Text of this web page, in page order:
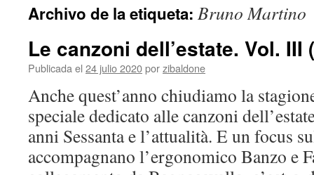
Archivo de la etiqueta: Bruno Martino
Le canzoni dell’estate. Vol. III
Publicada el 24 julio 2020porzibaldone
Anche quest’anno chiudiamo la
speciale dedicato alle canzoni
anni Sessanta e l’attualità. E un focus
accompagnano l’ergonomico Banzo e